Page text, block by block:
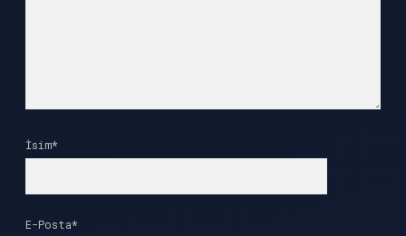
İsim*
E-Posta*